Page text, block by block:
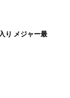
り メジャー最